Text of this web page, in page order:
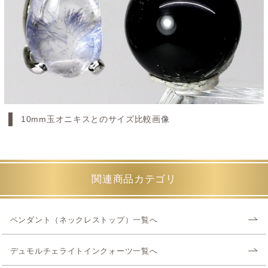
10mm玉オニキスとのサイズ比較画像
関連商品カテゴリ
ペンダント（ネックレストップ）一覧へ
デュモルチェライトインクォーツ一覧へ